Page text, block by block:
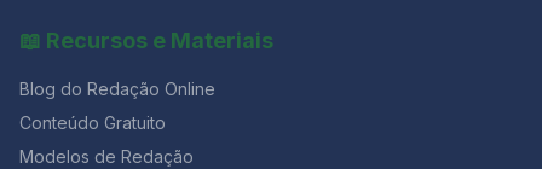
📖 Recursos e Materiais
Blog do Redação Online
Conteúdo Gratuito
Modelos de Redação